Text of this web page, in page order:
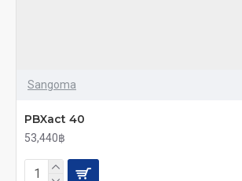
Sangoma
PBXact 40
53,440฿